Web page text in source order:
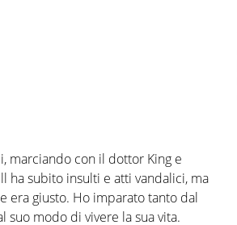
marciando con il dottor King e
ha subito insulti e atti vandalici, ma
era giusto. Ho imparato tanto dal
modo di vivere la sua vita.